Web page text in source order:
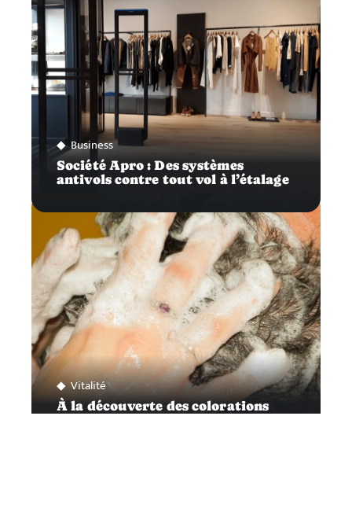
Business
Société Apro : Des systèmes
antivols contre tout vol à l’étalage
Vitalité
À la découverte des colorations